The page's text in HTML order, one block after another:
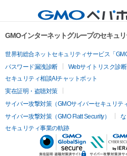
GMOインターネットグループのセキュ
世界初総合ネットセキュリティサービス「
パスワード漏洩診断
Webサイトリスク診断
セキュリティ相談AIチャットボット
実在証明・盗聴対策
サイバー攻撃対策（GMOサイバーセキュリテ
サイバー攻撃対策（GMO Flatt Security）
セキュリティ事業の軌跡